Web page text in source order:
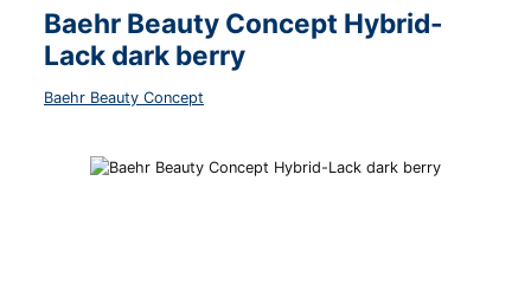
Baehr Beauty Concept Hybrid-
Lack dark berry
Baehr Beauty Concept
Bildergalerie überspringen